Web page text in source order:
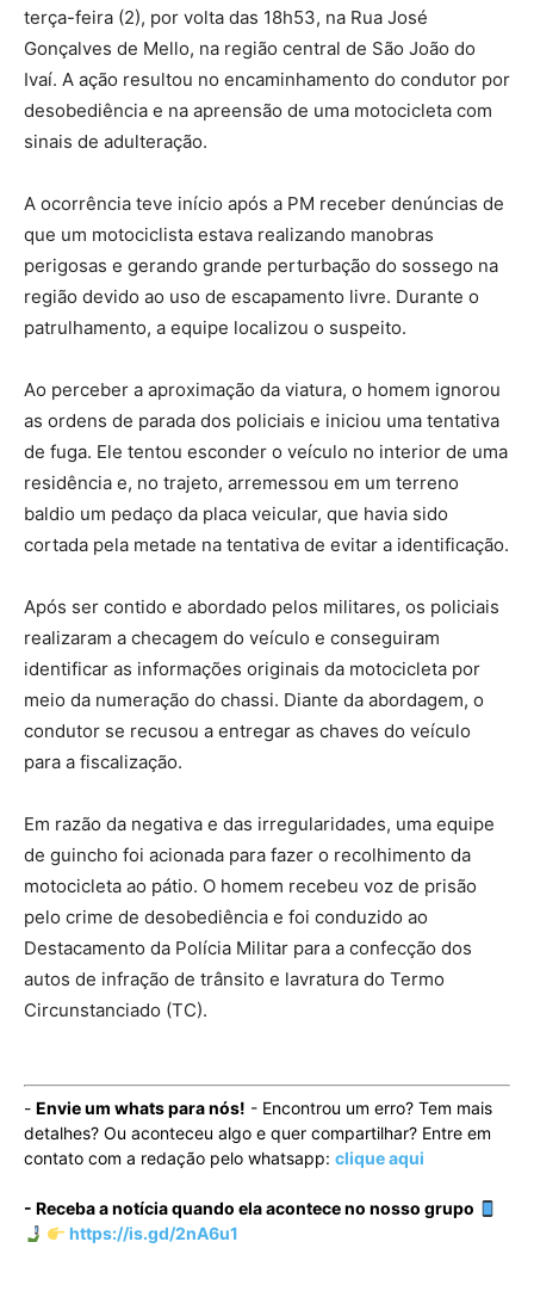
terça-feira (2), por volta das 18h53, na Rua José
Gonçalves de Mello, na região central de São João do
Ivaí. A ação resultou no encaminhamento do condutor por
desobediência e na apreensão de uma motocicleta com
sinais de adulteração.
A ocorrência teve início após a PM receber denúncias de
que um motociclista estava realizando manobras
perigosas e gerando grande perturbação do sossego na
região devido ao uso de escapamento livre. Durante o
patrulhamento, a equipe localizou o suspeito.
Ao perceber a aproximação da viatura, o homem ignorou
as ordens de parada dos policiais e iniciou uma tentativa
de fuga. Ele tentou esconder o veículo no interior de uma
residência e, no trajeto, arremessou em um terreno
baldio um pedaço da placa veicular, que havia sido
cortada pela metade na tentativa de evitar a identificação.
Após ser contido e abordado pelos militares, os policiais
realizaram a checagem do veículo e conseguiram
identificar as informações originais da motocicleta por
meio da numeração do chassi. Diante da abordagem, o
condutor se recusou a entregar as chaves do veículo
para a fiscalização.
Em razão da negativa e das irregularidades, uma equipe
de guincho foi acionada para fazer o recolhimento da
motocicleta ao pátio. O homem recebeu voz de prisão
pelo crime de desobediência e foi conduzido ao
Destacamento da Polícia Militar para a confecção dos
autos de infração de trânsito e lavratura do Termo
Circunstanciado (TC).
- Envie um whats para nós! - Encontrou um erro? Tem mais
detalhes? Ou aconteceu algo e quer compartilhar? Entre em
contato com a redação pelo whatsapp: clique aqui
- Receba a notícia quando ela acontece no nosso grupo
https://is.gd/2nA6u1